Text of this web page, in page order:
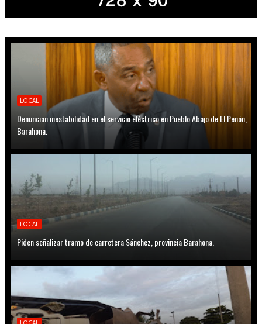
LOCAL
Denuncian inestabilidad en el servicio eléctrico en Pueblo Abajo de El Peñón,
Barahona.
LOCAL
Piden señalizar tramo de carretera Sánchez, provincia Barahona.